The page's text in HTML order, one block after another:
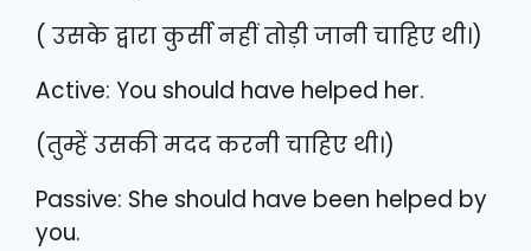
( उसके द्वारा कुर्सी नहीं तोड़ी जानी चाहिए थी।)
Active: You should have helped her.
(तुम्हें उसकी मदद करनी चाहिए थी।)
Passive: She should have been helped by
you.